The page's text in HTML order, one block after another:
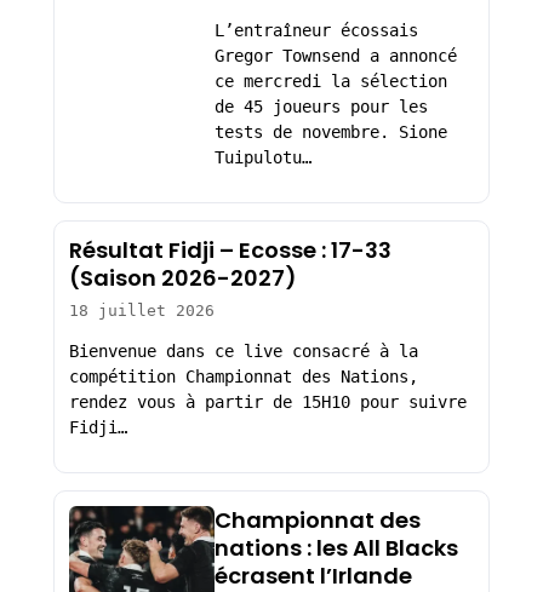
L’entraîneur écossais
Gregor Townsend a annoncé
ce mercredi la sélection
de 45 joueurs pour les
tests de novembre. Sione
Tuipulotu…
Résultat Fidji – Ecosse : 17-33
(Saison 2026-2027)
18 juillet 2026
Bienvenue dans ce live consacré à la
compétition Championnat des Nations,
rendez vous à partir de 15H10 pour suivre
Fidji…
Championnat des
nations : les All Blacks
écrasent l’Irlande